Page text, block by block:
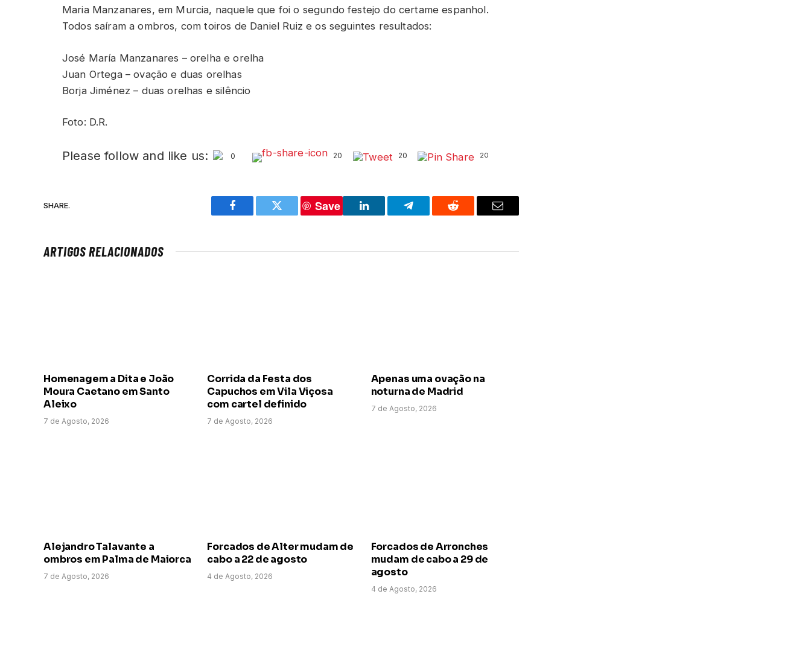
Maria Manzanares, em Murcia, naquele que foi o segundo festejo do certame espanhol.
Todos saíram a ombros, com toiros de Daniel Ruiz e os seguintes resultados:
José María Manzanares – orelha e orelha
Juan Ortega – ovação e duas orelhas
Borja Jiménez – duas orelhas e silêncio
Foto: D.R.
Please follow and like us: 0 20 20 20
SHARE.
Facebook Twitter
Save
LinkedIn Telegram Reddit Email
ARTIGOS RELACIONADOS
Homenagem a Dita e João
Moura Caetano em Santo
Aleixo
7 de Agosto, 2026
Corrida da Festa dos
Capuchos em Vila Viçosa
com cartel definido
7 de Agosto, 2026
Apenas uma ovação na
noturna de Madrid
7 de Agosto, 2026
Alejandro Talavante a
ombros em Palma de Maiorca
7 de Agosto, 2026
Forcados de Alter mudam de
cabo a 22 de agosto
4 de Agosto, 2026
Forcados de Arronches
mudam de cabo a 29 de
agosto
4 de Agosto, 2026